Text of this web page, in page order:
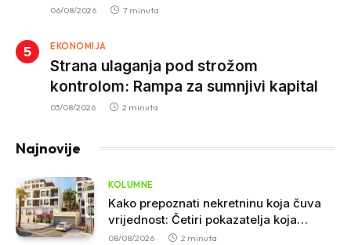
trotinetima i mlade vozače, veće kazne
06/08/2026 7 minuta
EKONOMIJA
Strana ulaganja pod strožom
kontrolom: Rampa za sumnjivi kapital
03/08/2026 2 minuta
Najnovije
KOLUMNE
Kako prepoznati nekretninu koja čuva
vrijednost: Četiri pokazatelja koja
stručnjaci smatraju presudnim pri
08/08/2026 2 minuta